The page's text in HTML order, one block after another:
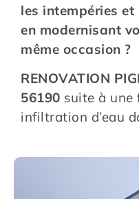
les intempéries
en modernisant
même occasion ?
RENOVATION
56190 suite à une
infiltration d’eau